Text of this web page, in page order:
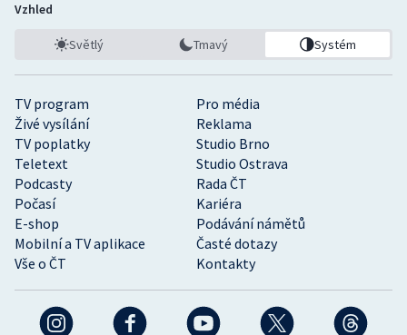
TV program
Pro média
Živé vysílání
Reklama
TV poplatky
Studio Brno
Teletext
Studio Ostrava
Podcasty
Rada ČT
Počasí
Kariéra
E-shop
Podávání námětů
Mobilní a TV aplikace
Časté dotazy
Vše o ČT
Kontakty
Vzhled
Světlý Tmavý Systém